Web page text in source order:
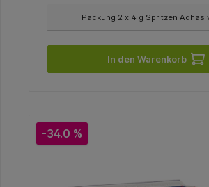
In den Warenkorb
-34.0 %